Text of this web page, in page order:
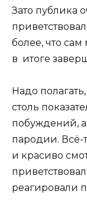
Зато публика
более, что
в итоге
Надо
столь
побуждений,
пародии. Всё-
и красиво
реагировали